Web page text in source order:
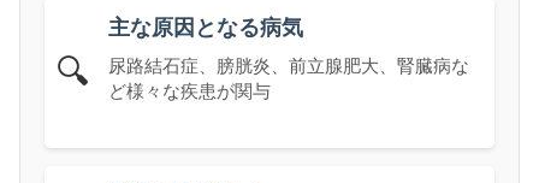
🔍
主な原因となる病気
尿路結石症、膀胱炎、前立腺肥大、腎臓病な
ど様々な疾患が関与